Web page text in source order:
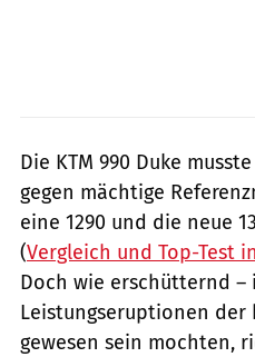
Die KTM 990 Duke
gegen mächtige
eine 1290 und die neue
(Vergleich und Top-Test in
Doch wie erschütternd
Leistungseruptionen der
gewesen sein mochten,